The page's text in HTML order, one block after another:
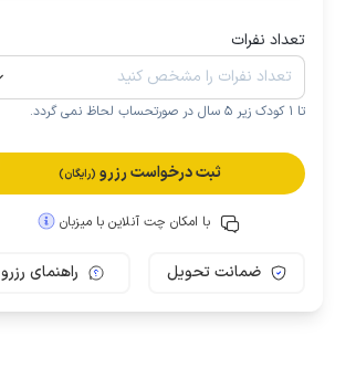
تعداد نفرات
تا 1 کودک زیر 5 سال در صورتحساب لحاظ نمی گردد.
ثبت درخواست رزرو (رایگان)
با امکان چت آنلاین با میزبان
ضمانت تحویل راهنمای رزرو